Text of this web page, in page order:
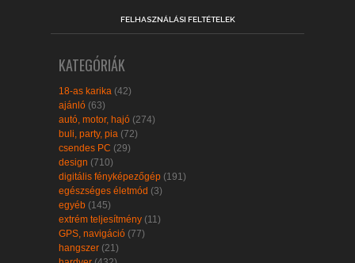
FELHASZNÁLÁSI FELTÉTELEK
KATEGÓRIÁK
18-as karika (42)
ajánló (63)
autó, motor, hajó (274)
buli, party, pia (72)
csendes PC (29)
design (710)
digitális fényképezőgép (191)
egészséges életmód (3)
egyéb (145)
extrém teljesítmény (11)
GPS, navigáció (77)
hangszer (21)